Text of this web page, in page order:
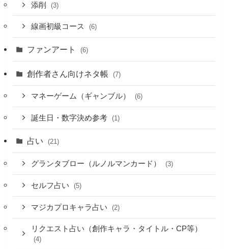
添削 (3)
線画初級コース (6)
ファンアート (6)
創作者さん向けネタ帳 (7)
マネーゲーム（ギャンブル） (6)
誕生日・数字決め参考 (1)
占い (21)
グランタブロー（ルノルマンカード） (3)
セルフ占い (5)
マジカプロキャラ占い (2)
リクエスト占い（創作キャラ・タイトル・CP等）
(4)